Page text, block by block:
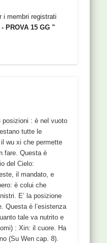
i membri registrati
PROVA 15 GG "
posizioni : è nel vuoto
tutte le
wu xi che permette
fare. Questa è
del Cielo:
il mandato, e
è colui che
E’ la posizione
Questa è l’esistenza
tale va nutrito e
: Xin: il cuore. Ha
(Su Wen cap. 8).